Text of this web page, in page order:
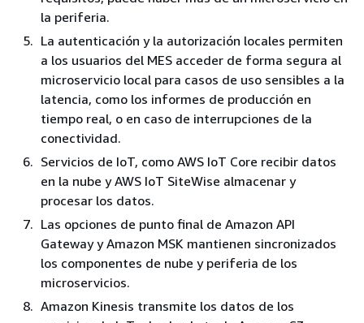
la periferia.
La autenticación y la autorización locales permiten
a los usuarios del MES acceder de forma segura al
microservicio local para casos de uso sensibles a la
latencia, como los informes de producción en
tiempo real, o en caso de interrupciones de la
conectividad.
Servicios de IoT, como AWS IoT Core recibir datos
en la nube y AWS IoT SiteWise almacenar y
procesar los datos.
Las opciones de punto final de Amazon API
Gateway y Amazon MSK mantienen sincronizados
los componentes de nube y periferia de los
microservicios.
Amazon Kinesis transmite los datos de los